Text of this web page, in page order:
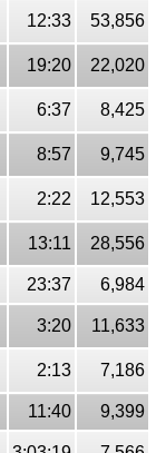
12:33
53,856
19:20
22,020
6:37
8,425
8:57
9,745
2:22
12,553
13:11 28,556
23:37
6,984
3:20
11,633
2:13 7,186
11:40
9,399